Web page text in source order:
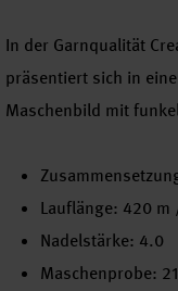
In der Garnqualität
präsentiert sich in
Maschenbild mit
Lauflänge: 420 m
Nadelstärke: 4.0
Maschenprobe: